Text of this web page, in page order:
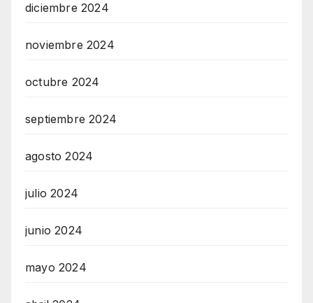
diciembre 2024
noviembre 2024
octubre 2024
septiembre 2024
agosto 2024
julio 2024
junio 2024
mayo 2024